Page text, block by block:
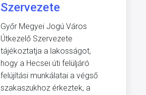
Szervezete
Győr Megyei Jogú Város
Útkezelő Szervezete
tájékoztatja a lakosságot,
hogy a Hecsei úti felüljáró
felújítási munkálatai a végső
szakaszukhoz érkeztek, a